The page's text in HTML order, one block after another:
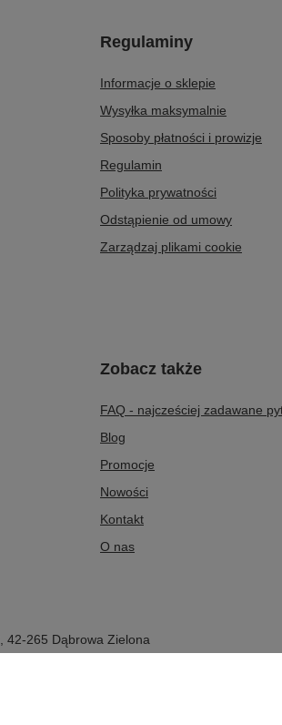
Regulaminy
Informacje o sklepie
Wysyłka maksymalnie
Sposoby płatności i prowizje
Regulamin
Polityka prywatności
Odstąpienie od umowy
Zarządzaj plikami cookie
Zobacz także
FAQ - najcześciej zadawane
Blog
Promocje
Nowości
Kontakt
O nas
42-265 Dąbrowa Zielona